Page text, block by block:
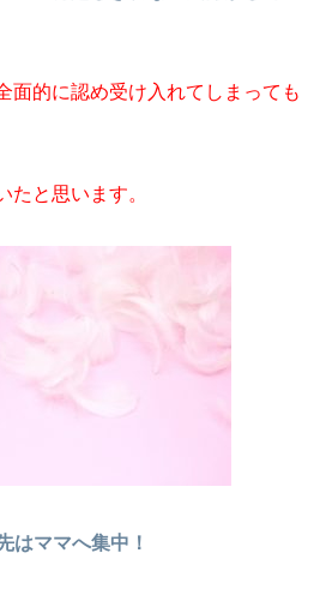
面的に認め受け入れてしまっても
たと思います。
はママへ集中！